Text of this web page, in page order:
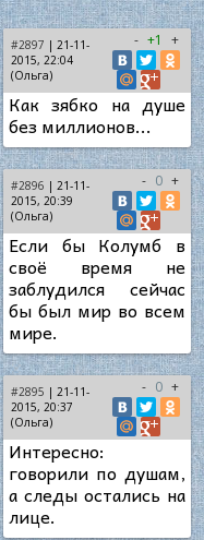
#2897 | 21-11-
2015, 22:04
(Ольга)
- +1 +
Как зябко на душе
без миллионов...
#2896 | 21-11-
2015, 20:39
(Ольга)
- 0 +
Если бы Колумб в
своё время не
заблудился сейчас
бы был мир во всем
мире.
#2895 | 21-11-
2015, 20:37
(Ольга)
- 0 +
Интересно:
говорили по душам,
а следы остались на
лице.